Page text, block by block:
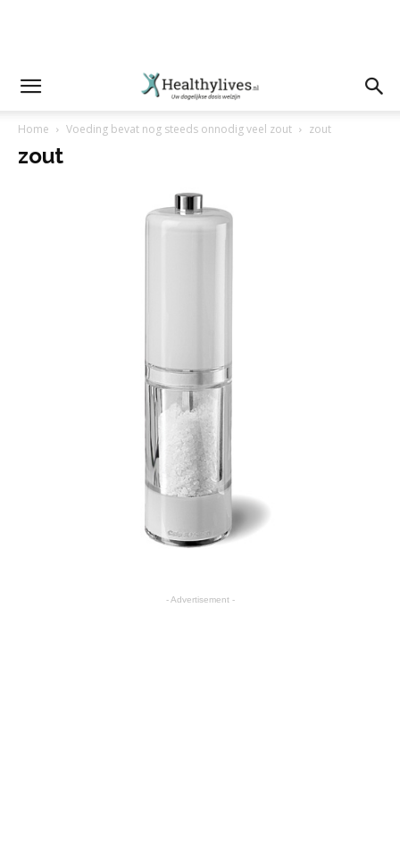
Home Voeding bevat nog steeds onnodig veel zout zout
zout
- Advertisement -